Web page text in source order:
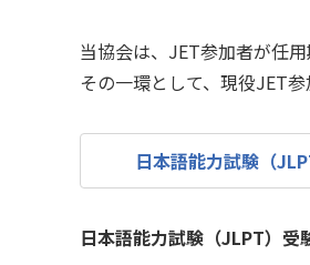
当協会は、JET参加者が任
その一環として、現役JET
日本語能力試験（
日本語能力試験（JLPT）受